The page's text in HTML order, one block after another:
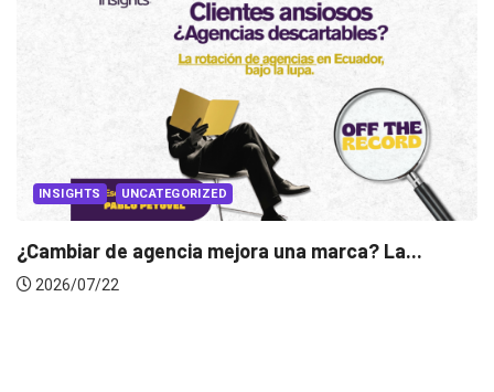
UNCATEGORIZED
agencia mejora una marca? La...